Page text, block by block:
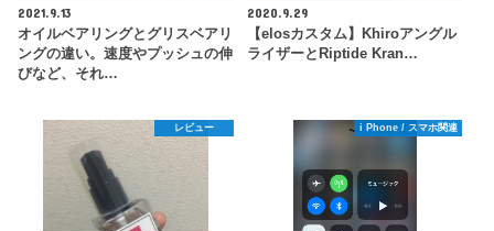
2021.9.13
オイルベアリングとグリスベアリ
ングの違い。速度やプッシュの伸
びなど、それ…
2020.9.29
【elosカスタム】Khiroアングル
ライザーとRiptide Kran…
レビュー i Phone / スマホ関連